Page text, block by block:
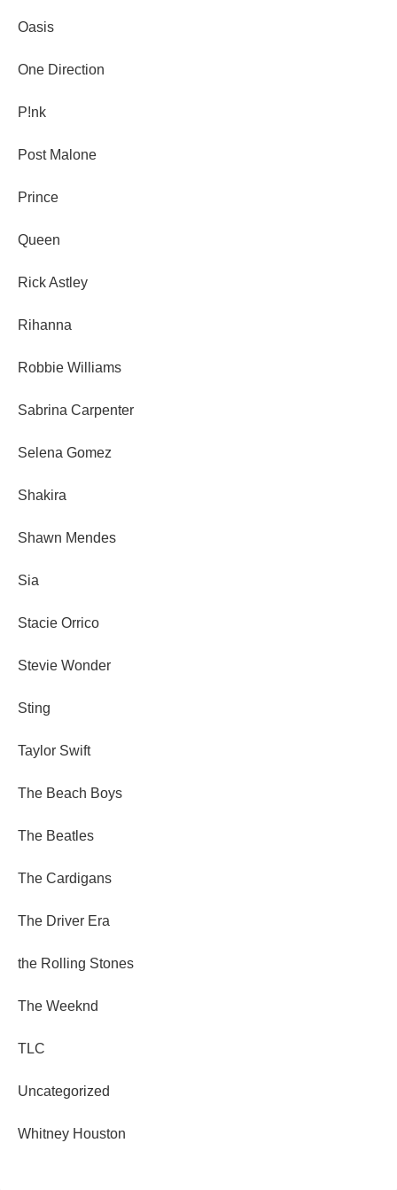
Oasis
One Direction
P!nk
Post Malone
Prince
Queen
Rick Astley
Rihanna
Robbie Williams
Sabrina Carpenter
Selena Gomez
Shakira
Shawn Mendes
Sia
Stacie Orrico
Stevie Wonder
Sting
Taylor Swift
The Beach Boys
The Beatles
The Cardigans
The Driver Era
the Rolling Stones
The Weeknd
TLC
Uncategorized
Whitney Houston